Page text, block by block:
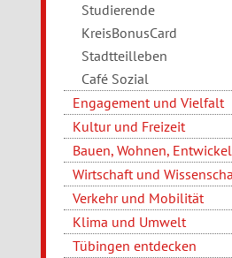
Studierende
KreisBonusCard
Stadtteilleben
Café Sozial
Engagement und Vielfalt
Kultur und Freizeit
Bauen, Wohnen,
Wirtschaft und
Verkehr und Mobilität
Klima und Umwelt
Tübingen entdecken